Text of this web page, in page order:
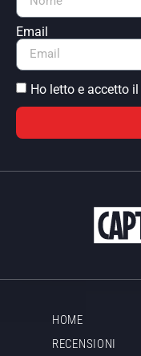
Email
Ho letto e accetto il
HOME
RECENSIONI